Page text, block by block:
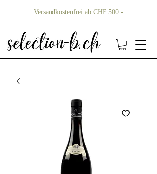
Versandkostenfrei ab CHF 500.-